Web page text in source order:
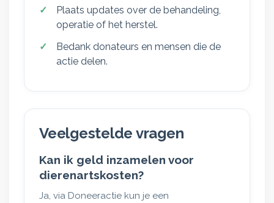
Plaats updates over de behandeling,
operatie of het herstel.
Bedank donateurs en mensen die de
actie delen.
Veelgestelde vragen
Kan ik geld inzamelen voor
dierenartskosten?
Ja, via Doneeractie kun je een